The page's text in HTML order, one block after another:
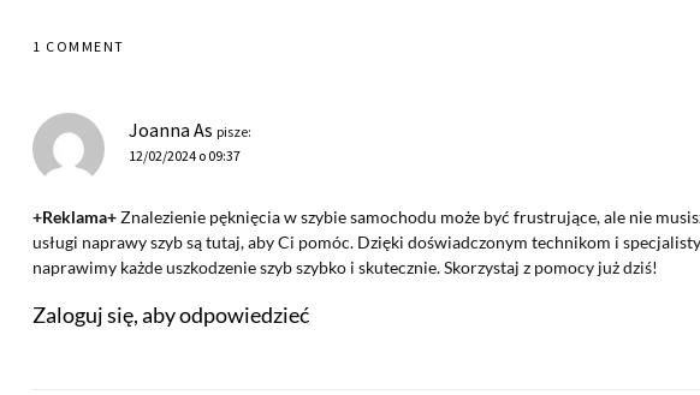
1 COMMENT
Joanna As pisze:
12/02/2024 o 09:37
+Reklama+Znalezienie pęknięcia w szybie samochodu może być frustrujące, ale nie
usługi naprawy szyb są tutaj, aby Ci pomóc. Dzięki doświadczonym technikom i
naprawimy każde uszkodzenie szyb szybko i skutecznie. Skorzystaj z pomocy już dziś!
Zaloguj się, aby odpowiedzieć